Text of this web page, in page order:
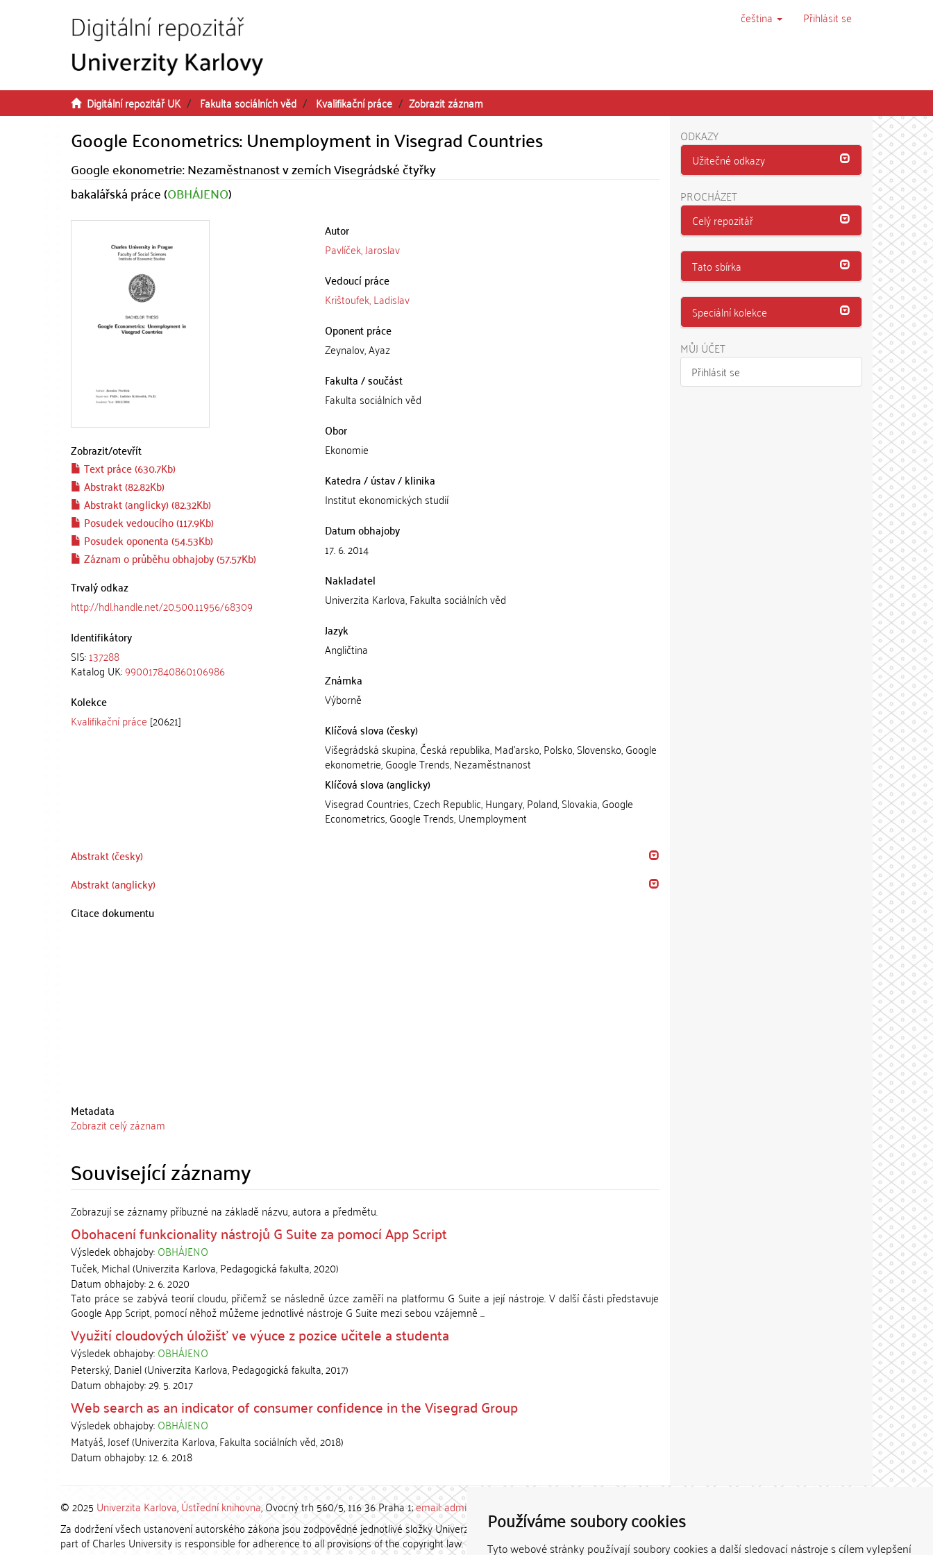
Používáme soubory cookies
Tyto webové stránky používají soubory cookies a další sledovací nástroje s cílem vylepšení
čeština Přihlásit se
Digitální repozitář UK Fakulta sociálních věd Kvalifikační práce Zobrazit záznam
Google Econometrics: Unemployment in Visegrad Countries
Google ekonometrie: Nezaměstnanost v zemích Visegrádské čtyřky
bakalářská práce (OBHÁJENO)
Zobrazit/otevřít
Text práce (630.7Kb)
Abstrakt (82.82Kb)
Abstrakt (anglicky) (82.32Kb)
Posudek vedoucího (117.9Kb)
Posudek oponenta (54.53Kb)
Záznam o průběhu obhajoby (57.57Kb)
Trvalý odkaz
http://hdl.handle.net/20.500.11956/68309
Identifikátory
SIS:137288
Katalog UK:990017840860106986
Kolekce
Kvalifikační práce [20621]
Autor
Pavlíček, Jaroslav
Vedoucí práce
Krištoufek, Ladislav
Oponent práce
Zeynalov, Ayaz
Fakulta / součást
Fakulta sociálních věd
Obor
Ekonomie
Katedra / ústav / klinika
Institut ekonomických studií
Datum obhajoby
17. 6. 2014
Nakladatel
Univerzita Karlova, Fakulta sociálních věd
Jazyk
Angličtina
Známka
Výborně
Klíčová slova (česky)
Višegrádská skupina, Česká republika, Maďarsko, Polsko, Slovensko, Google
ekonometrie, Google Trends, Nezaměstnanost
Klíčová slova (anglicky)
Visegrad Countries, Czech Republic, Hungary, Poland, Slovakia, Google
Econometrics, Google Trends, Unemployment
Abstrakt (česky)
Abstrakt (anglicky)
Citace dokumentu
Metadata
Zobrazit celý záznam
Související záznamy
Zobrazují se záznamy příbuzné na základě názvu, autora a předmětu.
Obohacení funkcionality nástrojů G Suite za pomocí App Script
Výsledek obhajoby:OBHÁJENO
Tuček, Michal(Univerzita Karlova, Pedagogická fakulta,2020)
Datum obhajoby:2. 6. 2020
Tato práce se zabývá teorií cloudu, přičemž se následně úzce zaměří na platformu G Suite a její nástroje. V další části představuje
Google App Script, pomocí něhož můžeme jednotlivé nástroje G Suite mezi sebou vzájemně ...
Využití cloudových úložišť ve výuce z pozice učitele a studenta
Výsledek obhajoby:OBHÁJENO
Peterský, Daniel(Univerzita Karlova, Pedagogická fakulta,2017)
Datum obhajoby:29. 5. 2017
Web search as an indicator of consumer confidence in the Visegrad Group
Výsledek obhajoby:OBHÁJENO
Matyáš, Josef(Univerzita Karlova, Fakulta sociálních věd,2018)
Datum obhajoby:12. 6. 2018
ODKAZY
Užitečné odkazy
PROCHÁZET
Celý repozitář
Tato sbírka
Speciální kolekce
MŮJ ÚČET
Přihlásit se
© 2025 Univerzita Karlova,Ústřední knihovna, Ovocný trh 560/5, 116 36 Praha 1;email: admin-repozitar [at] cuni.cz
Za dodržení všech ustanovení autorského zákona jsou zodpovědné jednotlivé složky Univerzity Karlovy. / Each constituent
part of Charles University is responsible for adherence to all provisions of the copyright law.